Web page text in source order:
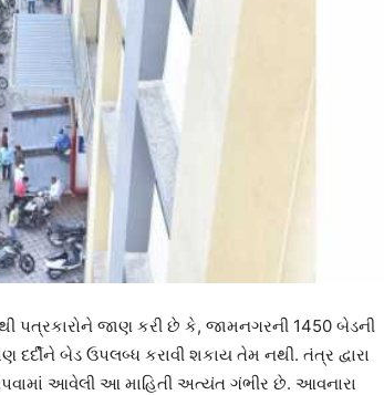
પત્રકારોને જાણ કરી છે કે, જામનગરની 1450 બેડની
બેડ ઉપલબ્ધ કરાવી શકાય તેમ નથી. તંત્ર દ્વારા
આવેલી આ માહિતી અત્યંત ગંભીર છે. આવનારા